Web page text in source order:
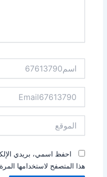
احفظ اسمي، بريدي
هذا المتصفح لاستخدامها